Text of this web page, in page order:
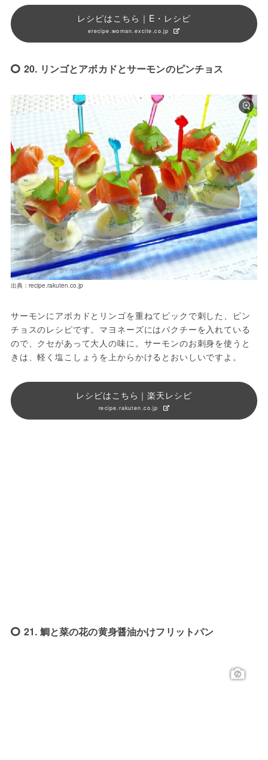
レシピはこちら｜E・レシピ
erecipe.woman.excite.co.jp
20. リンゴとアボカドとサーモンのピンチョス
出典：recipe.rakuten.co.jp
サーモンにアボカドとリンゴを重ねてピックで刺した、ピン
チョスのレシピです。マヨネーズにはパクチーを入れている
ので、クセがあって大人の味に。サーモンのお刺身を使うと
きは、軽く塩こしょうを上からかけるとおいしいですよ。
レシピはこちら｜楽天レシピ
recipe.rakuten.co.jp
21. 鯛と菜の花の黄身醤油かけフリットパン